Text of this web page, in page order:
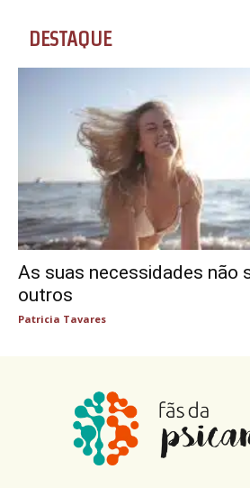
DESTAQUE
As suas necessidades não
outros
Patricia Tavares